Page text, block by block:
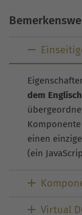
dem
einen
(ein
Virtual